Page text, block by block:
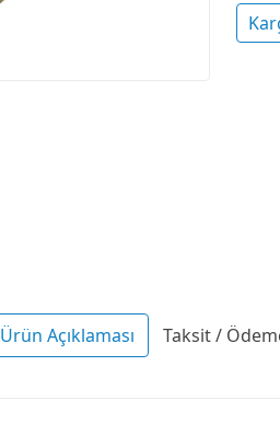
Ürün Açıklaması Taksit /